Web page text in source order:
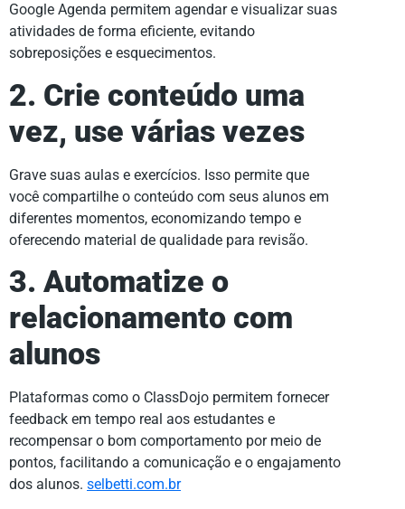
Google Agenda permitem agendar e visualizar suas
atividades de forma eficiente, evitando
sobreposições e esquecimentos.
2. Crie conteúdo uma
vez, use várias vezes
Grave suas aulas e exercícios. Isso permite que
você compartilhe o conteúdo com seus alunos em
diferentes momentos, economizando tempo e
oferecendo material de qualidade para revisão.
3. Automatize o
relacionamento com
alunos
Plataformas como o ClassDojo permitem fornecer
feedback em tempo real aos estudantes e
recompensar o bom comportamento por meio de
pontos, facilitando a comunicação e o engajamento
dos alunos. selbetti.com.br